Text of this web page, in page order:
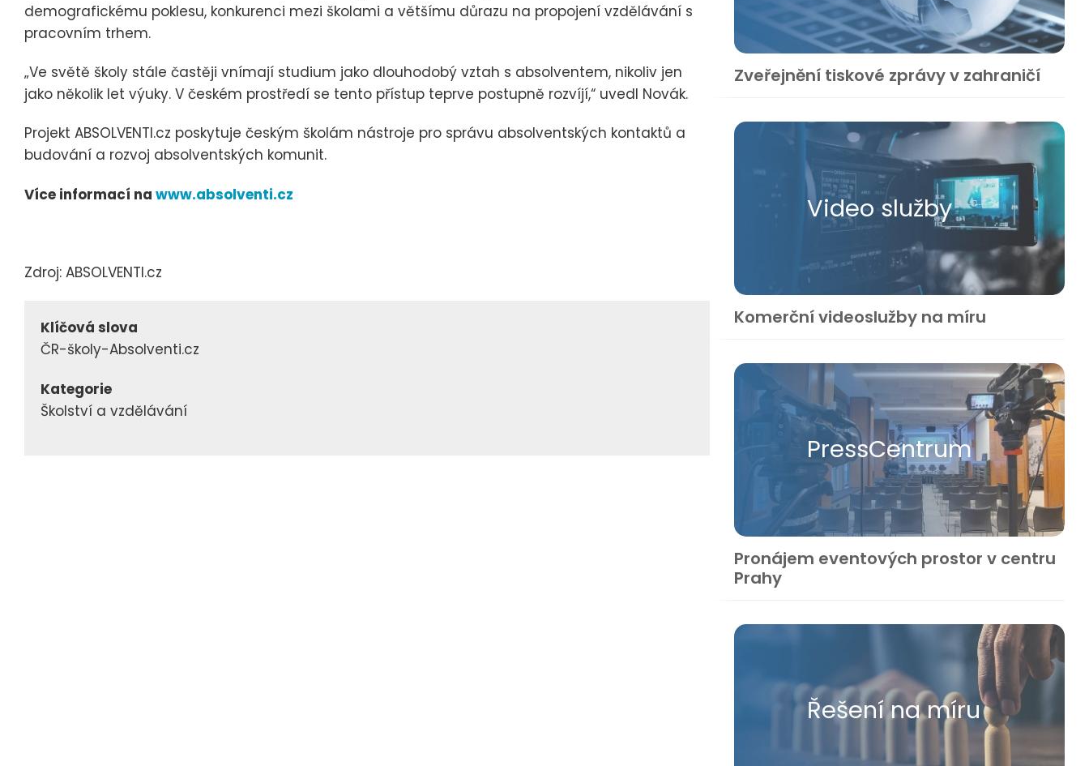
demografickému poklesu, konkurenci mezi školami a většímu důrazu na propojení vzdělávání s
pracovním trhem.
„Ve světě školy stále častěji vnímají studium jako dlouhodobý vztah s absolventem, nikoliv jen
jako několik let výuky. V českém prostředí se tento přístup teprve postupně rozvíjí,“ uvedl Novák.
Projekt ABSOLVENTI.cz poskytuje českým školám nástroje pro správu absolventských kontaktů a
budování a rozvoj absolventských komunit.
Více informací na www.absolventi.cz
Zdroj: ABSOLVENTI.cz
Klíčová slova
ČR-školy-Absolventi.cz
Kategorie
Školství a vzdělávání
Zveřejnění tiskové zprávy v zahraničí
Video služby
Komerční videoslužby na míru
Press​Centrum
Pronájem eventových prostor v centru
Prahy
Řešení na míru